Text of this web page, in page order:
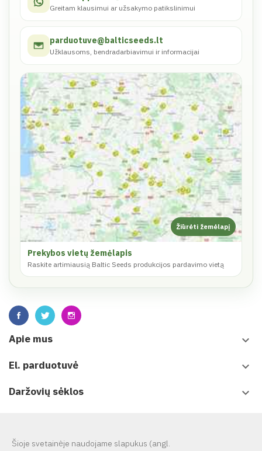
Greitam klausimui ar užsakymo patikslinimui
parduotuve@balticseeds.lt
Užklausoms, bendradarbiavimui ir informacijai
Prekybos vietų žemėlapis
Raskite artimiausią Baltic Seeds produkcijos pardavimo vietą
Apie mus keyboard_arrow_down
El. parduotuvė keyboard_arrow_down
Daržovių sėklos keyboard_arrow_down
Šioje svetainėje naudojame slapukus (angl.